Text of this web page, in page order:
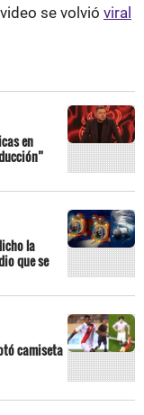
se volvió viral
en
la
que se
camiseta